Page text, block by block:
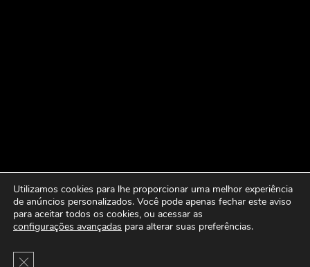
Utilizamos cookies para lhe proporcionar uma melhor experiência
de anúncios personalizados. Você pode apenas fechar este aviso
para aceitar todos os cookies, ou acessar as
configurações avançadas para alterar suas preferências.
Close GDPR Cookie Banner